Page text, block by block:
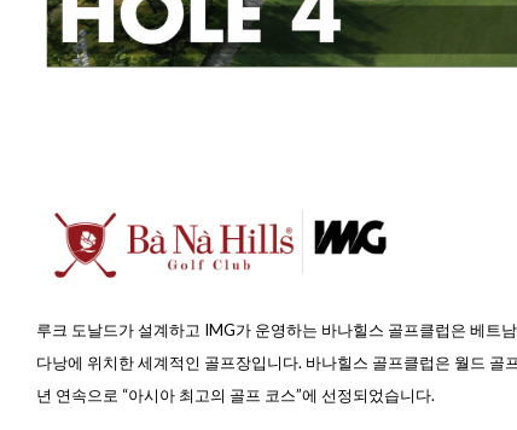
루크 도날드가 설계하고 IMG가 운영하는 바나힐스 골프클럽은 베트
다낭에 위치한 세계적인 골프장입니다. 바나힐스 골프클럽은 월드 골
년 연속으로 “아시아 최고의 골프 코스”에 선정되었습니다.